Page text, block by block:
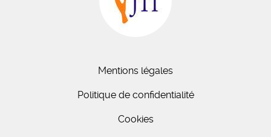
Mentions légales
Politique de confidentialité
Cookies